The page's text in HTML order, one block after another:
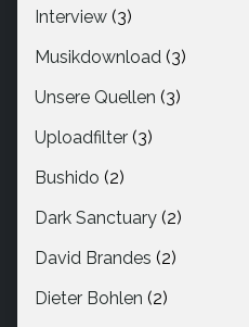
Interview (3)
Musikdownload (3)
Unsere Quellen (3)
Uploadfilter (3)
Bushido (2)
Dark Sanctuary (2)
David Brandes (2)
Dieter Bohlen (2)